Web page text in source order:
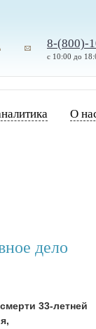
8-(800)-
с 10:00 до
О
дело
33-летней